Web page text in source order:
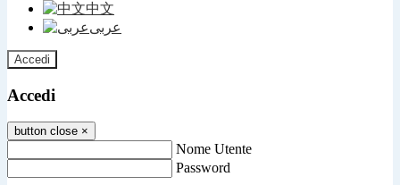
中文
عربى
Accedi
Accedi
button close ×
Nome Utente
Password